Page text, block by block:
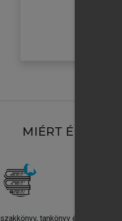
MIÉRT
szakkönyv, tankönyv és